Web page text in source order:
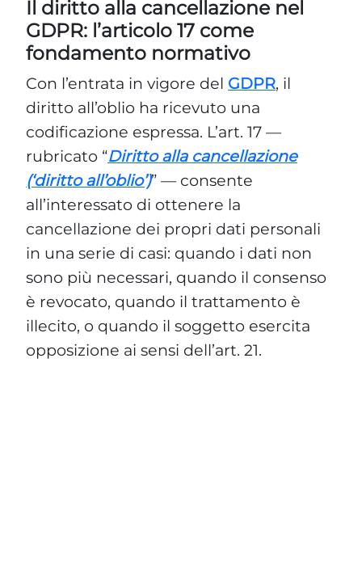
codificazione espressa. L’art. 17 —
rubricato “Diritto alla cancellazione
(‘diritto all’oblio’) ” — consente
all’interessato di ottenere la
cancellazione dei propri dati personali
in una serie di casi: quando i dati non
sono più necessari, quando il consenso
è revocato, quando il trattamento è
illecito, o quando il soggetto esercita
opposizione ai sensi dell’art. 21.